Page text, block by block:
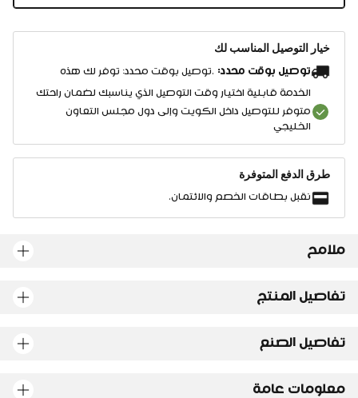
خيار التوصيل المناسب لك
توصيل بوقت محدد: .توصيل بوقت محدد: توفر لك هذه
الخدمة قابلية اختيار وقت التوصيل الذي يناسبك لضمان راحتك
متوفر للتوصيل داخل الكويت وإلى دول مجلس التعاون
الخليجي
طرق الدفع المتوفرة
نقبل بطاقات الخصم والائتمان.
ملامح
تفاصيل المنتج
تفاصيل الصنع
معلومات عامة